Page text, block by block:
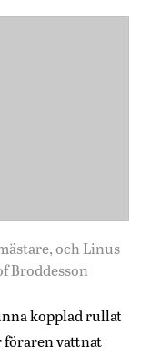
och Linus
Broddesson
kopplad rullat
föraren vattnat